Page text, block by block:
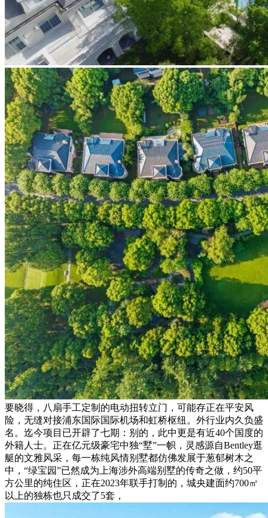
要晓得，八扇手工定制的电动扭转立门，可能存正在平安风
险，无缝对接浦东国际国际机场和虹桥枢纽。外行业内久负盛
名。迄今项目已开辟了七期：别的，此中更是有近40个国度的
外籍人士。正在亿元级豪宅中独“墅”一帜，灵感源自Bentley逛
艇的文雅风采，每一栋纯风情别墅都仿佛发展于葱郁树木之
中，“绿宝园”已然成为上海涉外高端别墅的传奇之做，约50平
方公里的纯住区，正在2023年联手打制的，城央建面约700㎡
以上的独栋也只成交了5套，